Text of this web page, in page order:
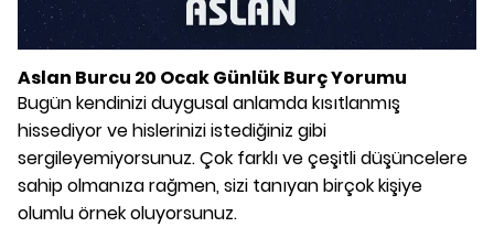
Aslan Burcu 20 Ocak Günlük Burç Yorumu
Bugün kendinizi duygusal anlamda kısıtlanmış
hissediyor ve hislerinizi istediğiniz gibi
sergileyemiyorsunuz. Çok farklı ve çeşitli düşüncelere
sahip olmanıza rağmen, sizi tanıyan birçok kişiye
olumlu örnek oluyorsunuz.